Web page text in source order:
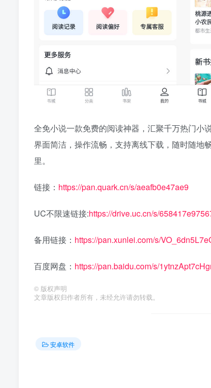
全免小说一款免费的阅读神器，汇聚千万热门小
界面简洁，操作流畅，支持离线下载，随时随地
里。
链接： https://pan.quark.cn/s/aeafb0e47ae9
UC不限速链接:https://drive.uc.cn/s/
备用链接： https://pan.xunlei.com/s/
百度网盘： https://pan.baidu.com/s/
© 版权声明
文章版权归作者所有，未经允许请勿转载。
安卓软件